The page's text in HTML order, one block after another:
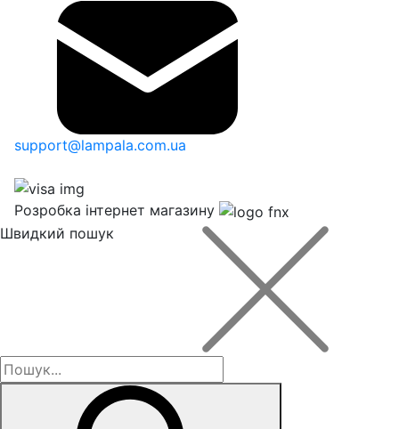
support@lampala.com.ua
Розробка інтернет магазину
Швидкий пошук